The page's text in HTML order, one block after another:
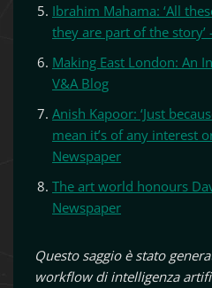
Ibrahim Mahama: ‘All
they are part of the story’
Making East London: An
V&A Blog
Anish Kapoor: ‘Just
mean it’s of any interest
Newspaper
The art world honours
Newspaper
Questo saggio è stato
workflow di intelligenza